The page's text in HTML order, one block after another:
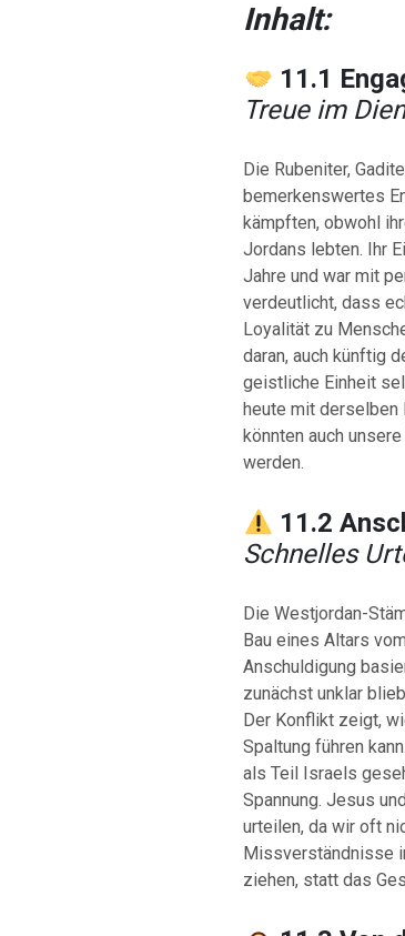
Inhalt:
11.1
Treue im
Die Rubeniter,
bemerkenswertes
kämpften, obwohl
Jordans lebten. Ihr
Jahre und war mit
verdeutlicht, dass
Loyalität zu
daran, auch künftig
geistliche Einheit
heute mit derselben
könnten auch
werden.
11.2
Schnelles
Die Westjordan-
Bau eines Altars
Anschuldigung
zunächst unklar
Der Konflikt zeigt,
Spaltung führen
als Teil Israels
Spannung. Jesus
urteilen, da wir oft
Missverständnisse
ziehen, statt das